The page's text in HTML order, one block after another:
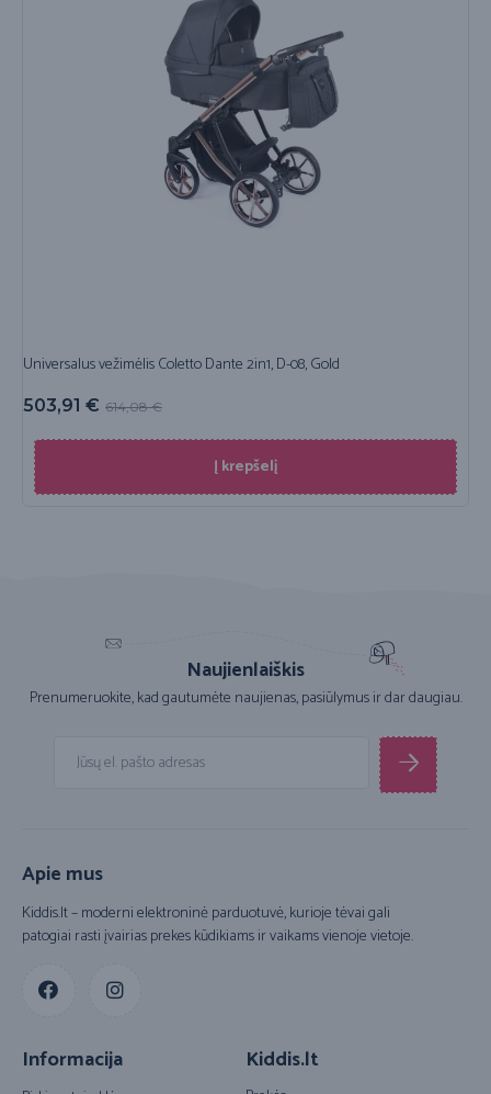
Universalus vežimėlis Coletto Dante 2in1, D-08, Gold
614,08€
503,91 €
Į krepšelį
Naujienlaiškis
Prenumeruokite, kad gautumėte naujienas, pasiūlymus ir dar daugiau.
Apie mus
Kiddis.lt – moderni elektroninė parduotuvė, kurioje tėvai gali
patogiai rasti įvairias prekes kūdikiams ir vaikams vienoje vietoje.
Informacija Kiddis.lt